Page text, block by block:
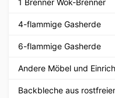
1 Brenner Wok-Brenner
4-flammige Gasherde
6-flammige Gasherde
Andere Möbel und
Backbleche aus